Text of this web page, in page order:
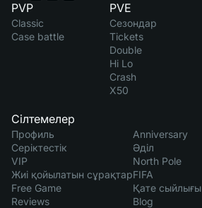
PVP
Classic
Case battle
PVE
Сезондар
Tickets
Double
Hi Lo
Crash
X50
Сілтемелер
Профиль
Серіктестік
VIP
Жиі қойылатын сұрақтар
Free Game
Reviews
Anniversary
Әділ
North Pole
FIFA
Қате сыйлығы
Blog